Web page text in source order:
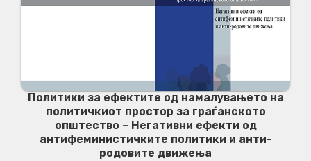
Политики за ефектите од намалувањето на
политичкиот простор за граѓанското
општество – Негативни ефекти од
антифеминистичките политики и анти-
родовите движења